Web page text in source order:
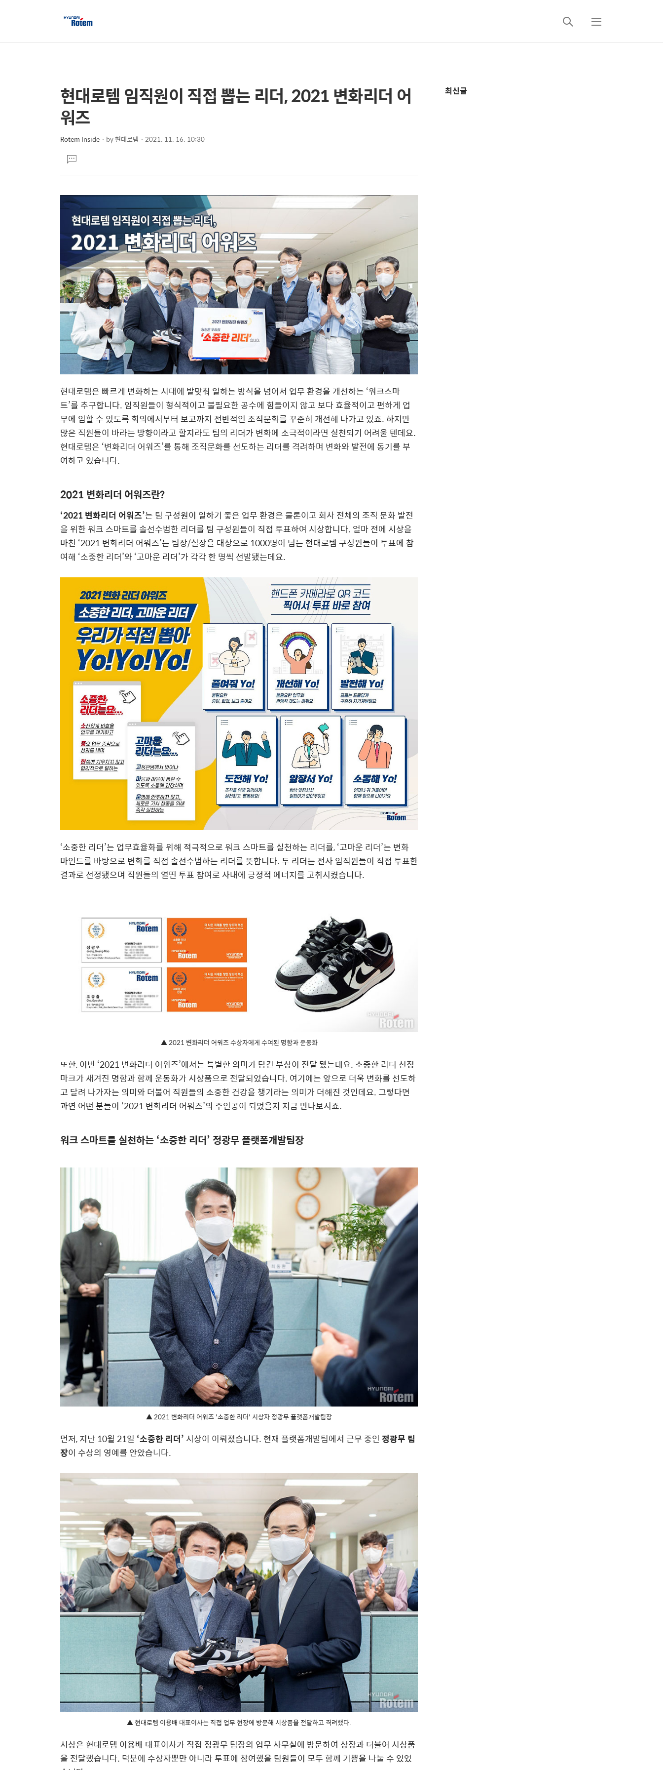
검
메
상
세
컨
텐
본
문
제
목
현대로템 임직원이 직접 뽑는 리더, 2021 변화리더 어
워즈
Rotem Inside by현대로템 2021. 11. 16. 10:30
문댓
글
현대로템은 빠르게 변화하는 시대에 발맞춰 일하는 방식을 넘어서 업무 환경을 개선하는 ‘워크스마
트’를 추구합니다. 임직원들이 형식적이고 불필요한 공수에 힘들이지 않고 보다 효율적이고 편하게 업
무에 임할 수 있도록 회의에서부터 보고까지 전반적인 조직문화를 꾸준히 개선해 나가고 있죠. 하지만
많은 직원들이 바라는 방향이라고 할지라도 팀의 리더가 변화에 소극적이라면 실천되기 어려울 텐데요.
현대로템은 ‘변화리더 어워즈’를 통해 조직문화를 선도하는 리더를 격려하며 변화와 발전에 동기를 부
여하고 있습니다.
2021 변화리더 어워즈란?
‘2021 변화리더 어워즈’는 팀 구성원이 일하기 좋은 업무 환경은 물론이고 회사 전체의 조직 문화 발전
을 위한 워크 스마트를 솔선수범한 리더를 팀 구성원들이 직접 투표하여 시상합니다. 얼마 전에 시상을
마친 ‘2021 변화리더 어워즈’는 팀장/실장을 대상으로 1000명이 넘는 현대로템 구성원들이 투표에 참
여해 ‘소중한 리더’와 ‘고마운 리더’가 각각 한 명씩 선발됐는데요.
‘소중한 리더’는 업무효율화를 위해 적극적으로 워크 스마트를 실천하는 리더를, ‘고마운 리더’는 변화
마인드를 바탕으로 변화를 직접 솔선수범하는 리더를 뜻합니다. 두 리더는 전사 임직원들이 직접 투표한
결과로 선정됐으며 직원들의 열띤 투표 참여로 사내에 긍정적 에너지를 고취시켰습니다.
▲ 2021 변화리더 어워즈 수상자에게 수여된 명함과 운동화
또한, 이번 ‘2021 변화리더 어워즈’에서는 특별한 의미가 담긴 부상이 전달 됐는데요. 소중한 리더 선정
마크가 새겨진 명함과 함께 운동화가 시상품으로 전달되었습니다. 여기에는 앞으로 더욱 변화를 선도하
고 달려 나가자는 의미와 더불어 직원들의 소중한 건강을 챙기라는 의미가 더해진 것인데요. 그렇다면
과연 어떤 분들이 ‘2021 변화리더 어워즈’의 주인공이 되었을지 지금 만나보시죠.
워크 스마트를 실천하는 ‘소중한 리더’ 정광무 플랫폼개발팀장
▲ 2021 변화리더 어워즈 '소중한 리더' 시상자 정광무 플랫폼개발팀장
먼저, 지난 10월 21일 ‘소중한 리더’ 시상이 이뤄졌습니다. 현재 플랫폼개발팀에서 근무 중인 정광무 팀
장이 수상의 영예를 안았습니다.
▲ 현대로템 이용배 대표이사는 직접 업무 현장에 방문해 시상품을 전달하고 격려했다.
시상은 현대로템 이용배 대표이사가 직접 정광무 팀장의 업무 사무실에 방문하여 상장과 더불어 시상품
을 전달했습니다. 덕분에 수상자뿐만 아니라 투표에 참여했을 팀원들이 모두 함께 기쁨을 나눌 수 있었
추
최신글